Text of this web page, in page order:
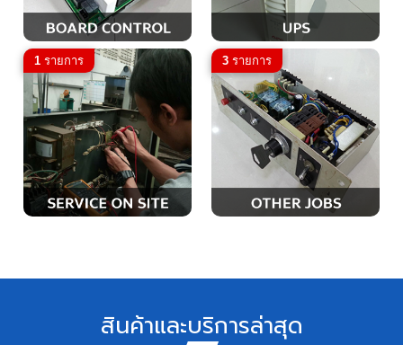
1 รายการ 3 รายการ
สินค้าและบริการล่าสุด